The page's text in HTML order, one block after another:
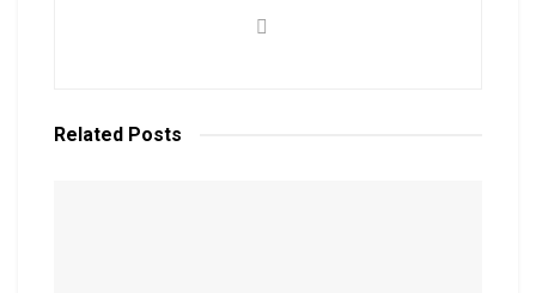
Related Posts